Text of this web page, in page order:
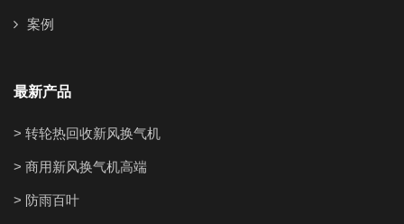
案例
最新产品
> 转轮热回收新风换气机
> 商用新风换气机高端
> 防雨百叶